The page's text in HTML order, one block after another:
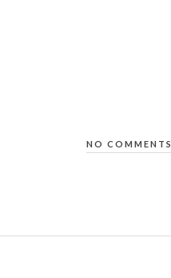
NO COMMENTS